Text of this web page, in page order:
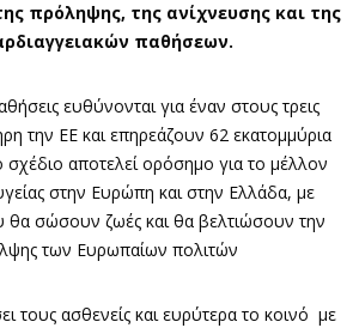
πρόληψης, της ανίχνευσης και της
παθήσεων.
ευθύνονται για έναν στους τρεις
την ΕΕ και επηρεάζουν 62 εκατομμύρια
αποτελεί ορόσημο για το μέλλον
στην Ευρώπη και στην Ελλάδα, με
θα σώσουν ζωές και θα βελτιώσουν την
των Ευρωπαίων πολιτών
τους ασθενείς και ευρύτερα το κοινό με